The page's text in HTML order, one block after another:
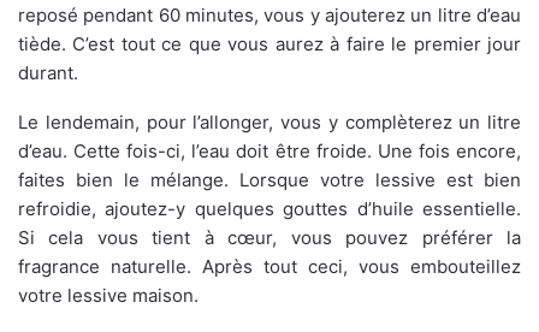
reposé pendant 60 minutes, vous y ajouterez un litre d’eau
tiède. C’est tout ce que vous aurez à faire le premier jour
durant.
Le lendemain, pour l’allonger, vous y complèterez un litre
d’eau. Cette fois-ci, l’eau doit être froide. Une fois encore,
faites bien le mélange. Lorsque votre lessive est bien
refroidie, ajoutez-y quelques gouttes d’huile essentielle.
Si cela vous tient à cœur, vous pouvez préférer la
fragrance naturelle. Après tout ceci, vous embouteillez
votre lessive maison.